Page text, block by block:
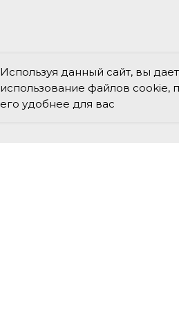
Используя данный сайт, вы
использование файлов cookie,
его удобнее для вас